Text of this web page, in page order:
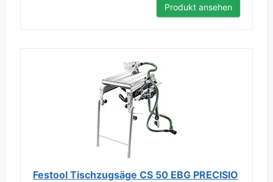
Produkt ansehen
Festool Tischzugsäge CS 50 EBG PRECISIO